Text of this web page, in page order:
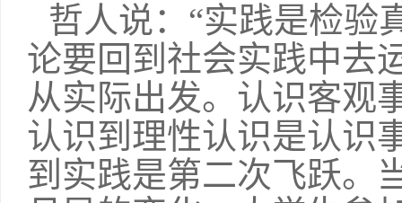
哲人说：“实践是检验
论要回到社会实践中去
从实际出发。认识客观
认识到理性认识是认识
到实践是第二次飞跃。